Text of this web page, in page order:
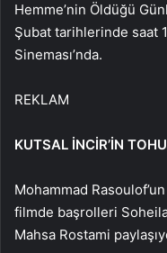
Hemme’nin Öldüğü
Şubat tarihlerinde saat
Sineması’nda.
REKLAM
KUTSAL İNCİR’İN
Mohammad
filmde başrolleri
Mahsa Rostami